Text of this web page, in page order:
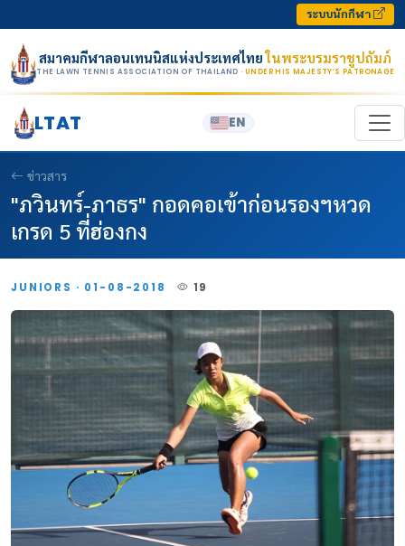
ระบบนักกีฬา
สมาคมกีฬาลอนเทนนิสแห่งประเทศไทยในพระบรมราชูปถัมภ์
THE LAWN TENNIS ASSOCIATION OF THAILAND · UNDER HIS MAJESTY’S PATRONAGE
LTAT EN
ข่าวสาร
"ภวินทร์-ภาธร" กอดคอเข้าก่อนรองฯหวด
เกรด 5 ที่ฮ่องกง
JUNIORS · 01-08-2018 19